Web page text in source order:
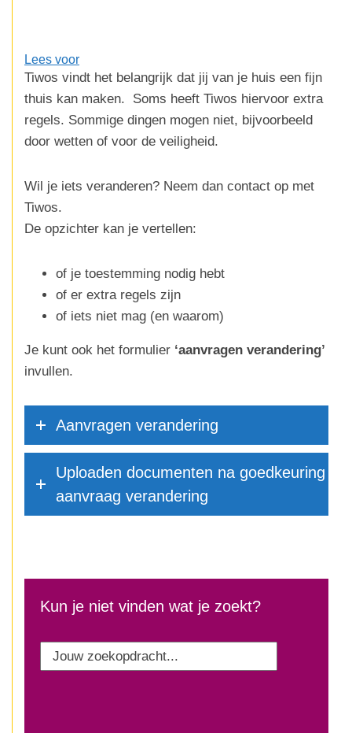
Lees voor
Tiwos vindt het belangrijk dat jij van je huis een fijn
thuis kan maken. Soms heeft Tiwos hiervoor extra
regels. Sommige dingen mogen niet, bijvoorbeeld
door wetten of voor de veiligheid.
Wil je iets veranderen? Neem dan contact op met
Tiwos.
De opzichter kan je vertellen:
of je toestemming nodig hebt
of er extra regels zijn
of iets niet mag (en waarom)
Je kunt ook het formulier ‘aanvragen verandering’
invullen.
Aanvragen verandering
Uploaden documenten na goedkeuring
aanvraag verandering ‎
Kun je niet vinden wat je zoekt?